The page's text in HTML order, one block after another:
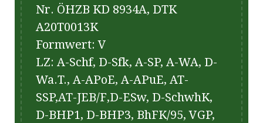
Nr. ÖHZB KD 8934A, DTK
A20T0013K
Formwert: V
LZ: A-Schf, D-Sfk, A-SP, A-WA, D-
Wa.T., A-APoE, A-APuE, AT-
SSP,AT-JEB/F,D-ESw, D-SchwhK,
D-BHP1, D-BHP3, BhFK/95, VGP,